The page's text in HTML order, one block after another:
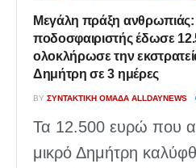
Μεγάλη πράξη
ποδοσφαιριστής έδωσε
ολοκλήρωσε την
Δημήτρη σε 3 ημέρες
BY ΣΥΝΤΑΚΤΙΚΉ ΟΜΆΔΑ ALLDAYNEWS
Τα 12.500 ευρώ που
μικρό Δημήτρη